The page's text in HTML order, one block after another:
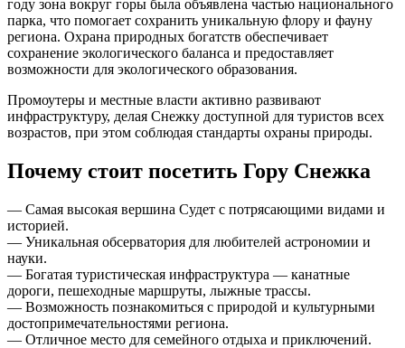
году зона вокруг горы была объявлена частью национального
парка, что помогает сохранить уникальную флору и фауну
региона. Охрана природных богатств обеспечивает
сохранение экологического баланса и предоставляет
возможности для экологического образования.
Промоутеры и местные власти активно развивают
инфраструктуру, делая Снежку доступной для туристов всех
возрастов, при этом соблюдая стандарты охраны природы.
Почему стоит посетить Гору Снежка
— Самая высокая вершина Судет с потрясающими видами и
историей.
— Уникальная обсерватория для любителей астрономии и
науки.
— Богатая туристическая инфраструктура — канатные
дороги, пешеходные маршруты, лыжные трассы.
— Возможность познакомиться с природой и культурными
достопримечательностями региона.
— Отличное место для семейного отдыха и приключений.